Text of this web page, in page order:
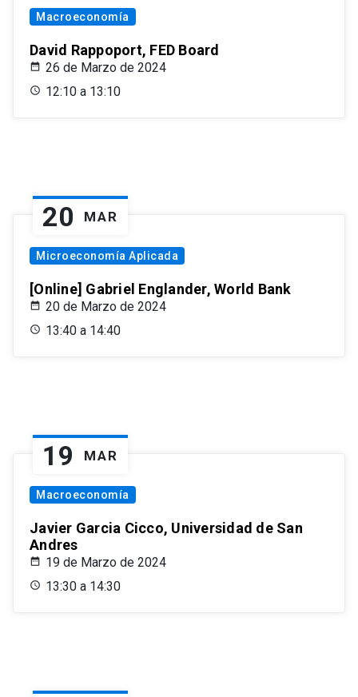
Macroeconomía
David Rappoport, FED Board
26 de Marzo de 2024
12:10 a 13:10
20 MAR
Microeconomía Aplicada
[Online] Gabriel Englander, World Bank
20 de Marzo de 2024
13:40 a 14:40
19 MAR
Macroeconomía
Javier Garcia Cicco, Universidad de San
Andres
19 de Marzo de 2024
13:30 a 14:30